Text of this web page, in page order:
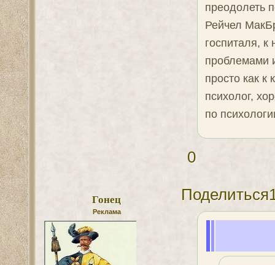
преодолеть
Рейчел
госпиталя,
проблемами
просто как
психолог,
по
0
Поделиться
Гонец
Реклама